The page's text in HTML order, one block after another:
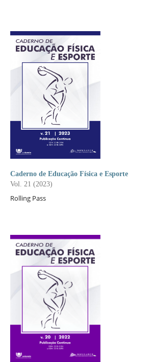
Caderno de Educação Física e Esporte
Vol. 21 (2023)
Rolling Pass